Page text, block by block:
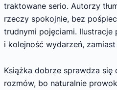
traktowane serio. Autorzy
rzeczy spokojnie, bez
trudnymi pojęciami. Ilustracje
i kolejność wydarzeń,
Książka dobrze sprawdza
rozmów, bo naturalnie